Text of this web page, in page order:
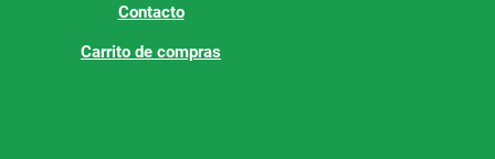
Contacto
Carrito de compras